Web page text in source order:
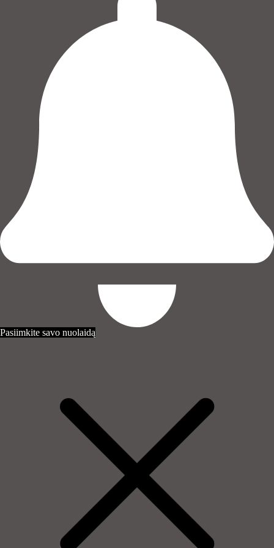
Pasiimkite savo nuolaidą